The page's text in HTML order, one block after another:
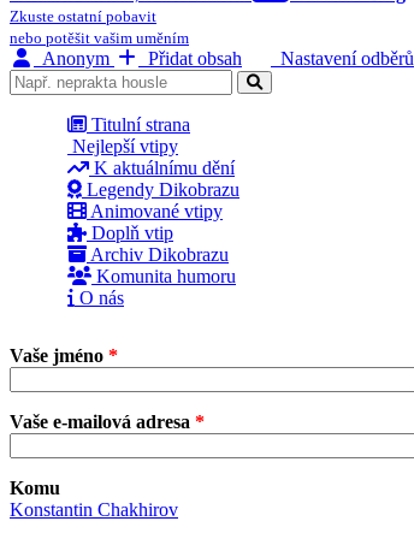
Zkuste ostatní pobavit
nebo potěšit vašim uměním
Anonym Přidat obsah Nastavení odběrů
Titulní strana
Nejlepší vtipy
K aktuálnímu dění
Legendy Dikobrazu
Animované vtipy
Doplň vtip
Archiv Dikobrazu
Komunita humoru
O nás
Vaše jméno *
Vaše e-mailová adresa *
Komu
Konstantin Chakhirov